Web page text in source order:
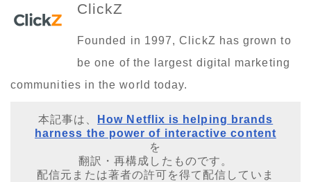
ClickZ
Founded in 1997, ClickZ has grown to
be one of the largest digital marketing
communities in the world today.
本記事は、
How Netflix is helping brands
harness the power of interactive content
を
翻訳・再構成したものです。
配信元または著者の許可を得て配信していま